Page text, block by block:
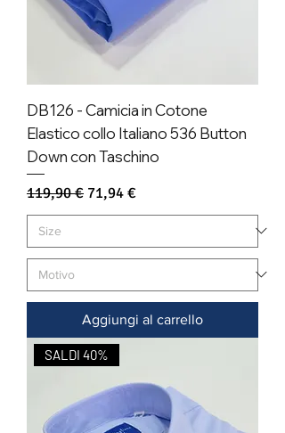
DB126 - Camicia in Cotone
Elastico collo Italiano 536 Button
Down con Taschino
Prezzo regolare
119,90 € Prezzo scontato
71,94 €
Aggiungi al carrello
SALDI 40%